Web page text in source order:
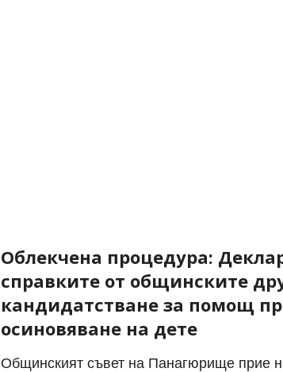
Облекчена процедура:
справките от общинските
кандидатстване за помощ
осиновяване на дете
Общинският съвет на Панагюрище прие